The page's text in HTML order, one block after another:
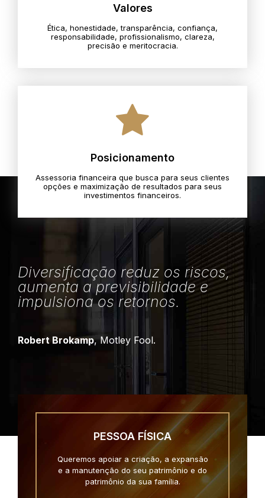
Valores
Ética, honestidade, transparência, confiança,
responsabilidade, profissionalismo, clareza,
precisão e meritocracia.​
Posicionamento
Assessoria financeira que busca para seus clientes
opções e maximização de resultados para seus
investimentos financeiros.
Diversificação reduz os riscos,
aumenta a previsibilidade e
impulsiona os retornos.
Robert Brokamp, Motley Fool.
PESSOA FÍSICA
Queremos apoiar a criação, a expansão
e a manutenção do seu patrimônio e do
patrimônio da sua família.